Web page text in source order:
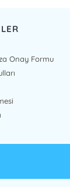
Onay Formu